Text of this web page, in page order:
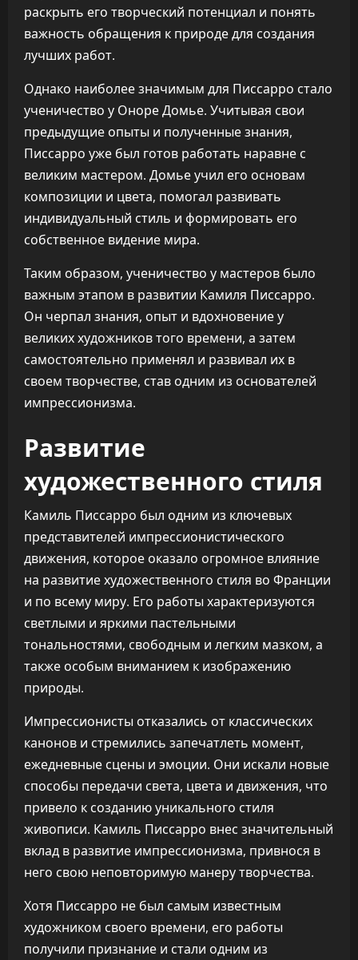
раскрыть его творческий потенциал и понять
важность обращения к природе для создания
лучших работ.
Однако наиболее значимым для Писсарро стало
ученичество у Оноре Домье. Учитывая свои
предыдущие опыты и полученные знания,
Писсарро уже был готов работать наравне с
великим мастером. Домье учил его основам
композиции и цвета, помогал развивать
индивидуальный стиль и формировать его
собственное видение мира.
Таким образом, ученичество у мастеров было
важным этапом в развитии Камиля Писсарро.
Он черпал знания, опыт и вдохновение у
великих художников того времени, а затем
самостоятельно применял и развивал их в
своем творчестве, став одним из основателей
импрессионизма.
Развитие
художественного стиля
Камиль Писсарро был одним из ключевых
представителей импрессионистического
движения, которое оказало огромное влияние
на развитие художественного стиля во Франции
и по всему миру. Его работы характеризуются
светлыми и яркими пастельными
тональностями, свободным и легким мазком, а
также особым вниманием к изображению
природы.
Импрессионисты отказались от классических
канонов и стремились запечатлеть момент,
ежедневные сцены и эмоции. Они искали новые
способы передачи света, цвета и движения, что
привело к созданию уникального стиля
живописи. Камиль Писсарро внес значительный
вклад в развитие импрессионизма, привнося в
него свою неповторимую манеру творчества.
Хотя Писсарро не был самым известным
художником своего времени, его работы
получили признание и стали одним из